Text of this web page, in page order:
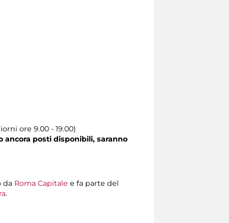
ore 9.00 - 19.00)
ancora posti disponibili, saranno
da Roma Capitale e fa parte del
.